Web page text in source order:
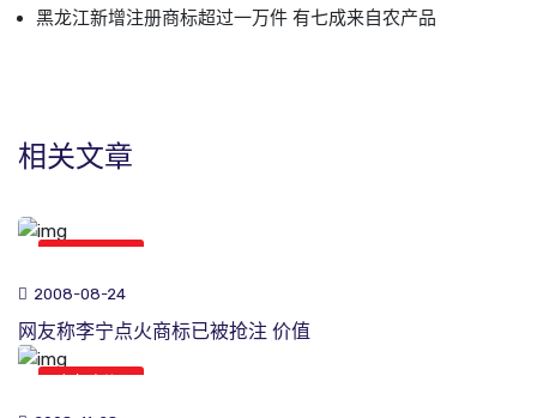
黑龙江新增注册商标超过一万件 有七成来自农产品
相关文章
2008-08-24
网友称李宁点火商标已被抢注 价值